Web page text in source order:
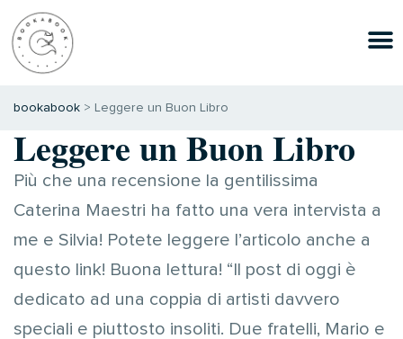
bookabook > Leggere un Buon Libro
Leggere un Buon Libro
Più che una recensione la gentilissima
Caterina Maestri ha fatto una vera intervista a
me e Silvia! Potete leggere l’articolo anche a
questo link! Buona lettura! “Il post di oggi è
dedicato ad una coppia di artisti davvero
speciali e piuttosto insoliti. Due fratelli, Mario e